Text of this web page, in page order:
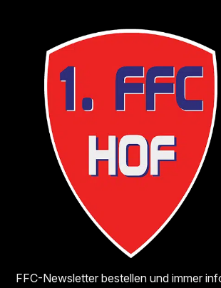
FFC-Newsletter bestellen und immer